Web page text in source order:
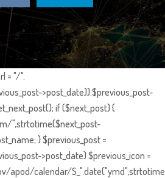
= "/".
>post_date)).$previous_post-
if ($next_post) {
",strtotime($next_post-
} $previous_post =
>post_date) $previous_icon =
apod/calendar/